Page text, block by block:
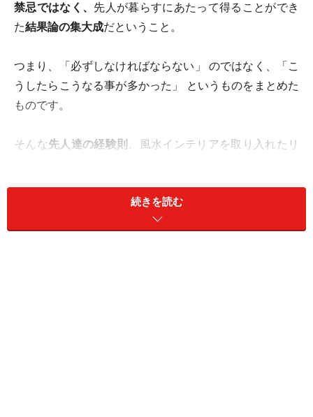
禁忌ではなく、 先人が暮らすにあたって得ることができ
た結果論の集大成だということ。
つまり、「必ずしなければならない」 のではなく、「こ
うしたらこうなる事が多かった」 というものをまとめた
ものです。
そんな先人達の経験則、風水インテリアを取り入れたリ
玄関やカーテンに風水を取り入れて、開
続きを読む